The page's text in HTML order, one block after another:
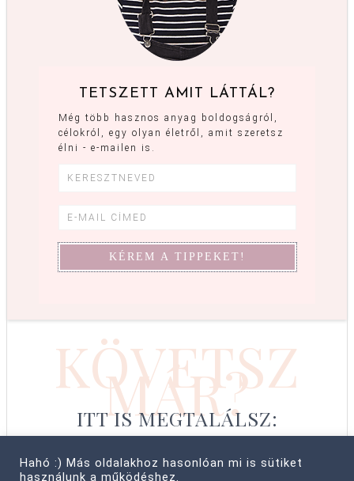
TETSZETT AMIT LÁTTÁL?
Még több hasznos anyag boldogságról,
célokról, egy olyan életről, amit szeretsz
élni - e-mailen is.
KÖVETSZ
MÁR?
ITT IS MEGTALÁLSZ:
Hahó :) Más oldalakhoz hasonlóan mi is sütiket
használunk a működéshez.